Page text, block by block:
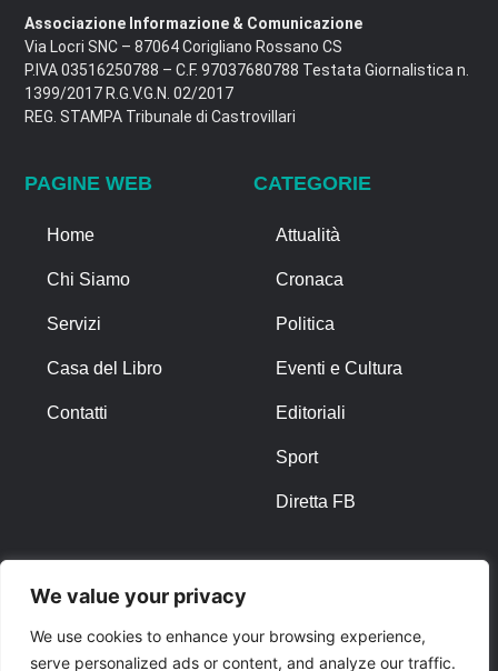
We value your privacy
We use cookies to enhance your browsing experience,
serve personalized ads or content, and analyze our traffic.
Associazione Informazione & Comunicazione
Via Locri SNC – 87064 Corigliano Rossano CS
P.IVA 03516250788 – C.F. 97037680788 Testata Giornalistica n.
1399/2017 R.G.V.G.N. 02/2017
REG. STAMPA Tribunale di Castrovillari
PAGINE WEB
Home
Chi Siamo
Servizi
Casa del Libro
Contatti
CATEGORIE
Attualità
Cronaca
Politica
Eventi e Cultura
Editoriali
Sport
Diretta FB
Privacy Policy